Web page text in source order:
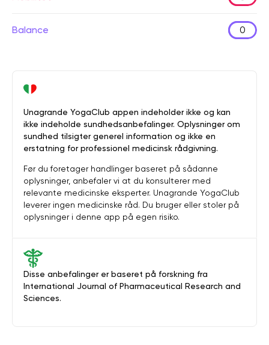
Balance 0
Disse anbefalinger er baseret på forskning fra
International Journal of Pharmaceutical Research and
Sciences.
Unagrande YogaClub appen indeholder ikke og kan
ikke indeholde sundhedsanbefalinger. Oplysninger om
sundhed tilsigter generel information og ikke en
erstatning for professionel medicinsk rådgivning.
Før du foretager handlinger baseret på sådanne
oplysninger, anbefaler vi at du konsulterer med
relevante medicinske eksperter. Unagrande YogaClub
leverer ingen medicinske råd. Du bruger eller stoler på
oplysninger i denne app på egen risiko.